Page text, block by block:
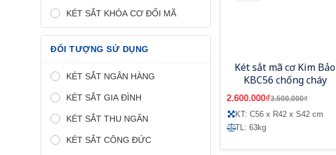
KÉT SẮT KHÓA CƠ ĐỔI MÃ
ĐỐI TƯỢNG SỬ DỤNG
KÉT SẮT NGÂN HÀNG
KÉT SẮT GIA ĐÌNH
KÉT SẮT THU NGÂN
KÉT SẮT CÔNG ĐỨC
Két sắt mã cơ Kim Bảo
KBC56 chống cháy
2.600.000₫3.500.000₫
KT: C56 x R42 x S42 cm
TL: 63kg